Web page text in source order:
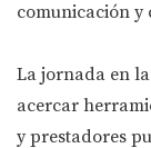
comunicación
La jornada en
acercar
y prestadores